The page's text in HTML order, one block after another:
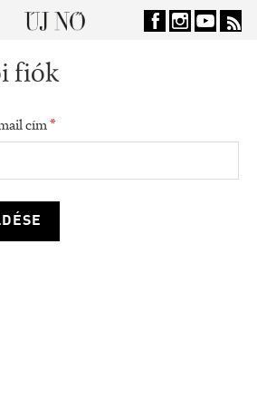
Jump to navigation
fiók
cím*